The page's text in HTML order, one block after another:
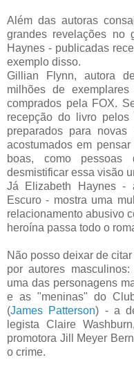
Além das autoras
grandes revelações no
Haynes - publicadas
exemplo disso.
Gillian Flynn, autora
milhões de
comprados pela FOX.
recepção do livro
preparados para novas
acostumados em
boas, como
desmistificar essa visão
Já Elizabeth Haynes -
Escuro - mostra uma
relacionamento abusivo
heroína passa todo o
Não posso deixar de
por autores
uma das personagens
e as "meninas" do
(James Patterson) - a
legista Claire
promotora Jill Meyer
o crime.